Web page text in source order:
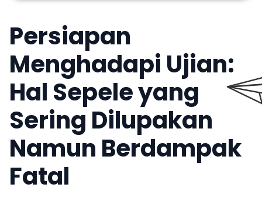
Persiapan
Menghadapi Ujian:
Hal Sepele yang
Sering Dilupakan
Namun Berdampak
Fatal